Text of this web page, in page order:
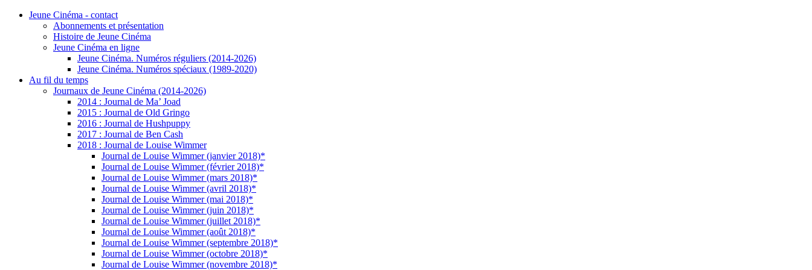
Jeune Cinéma - contact
Abonnements et présentation
Histoire de Jeune Cinéma
Jeune Cinéma en ligne
Jeune Cinéma. Numéros réguliers (2014-2026)
Jeune Cinéma. Numéros spéciaux (1989-2020)
Au fil du temps
Journaux de Jeune Cinéma (2014-2026)
2014 : Journal de Ma’ Joad
2015 : Journal de Old Gringo
2016 : Journal de Hushpuppy
2017 : Journal de Ben Cash
2018 : Journal de Louise Wimmer
Journal de Louise Wimmer (janvier 2018)*
Journal de Louise Wimmer (février 2018)*
Journal de Louise Wimmer (mars 2018)*
Journal de Louise Wimmer (avril 2018)*
Journal de Louise Wimmer (mai 2018)*
Journal de Louise Wimmer (juin 2018)*
Journal de Louise Wimmer (juillet 2018)*
Journal de Louise Wimmer (août 2018)*
Journal de Louise Wimmer (septembre 2018)*
Journal de Louise Wimmer (octobre 2018)*
Journal de Louise Wimmer (novembre 2018)*